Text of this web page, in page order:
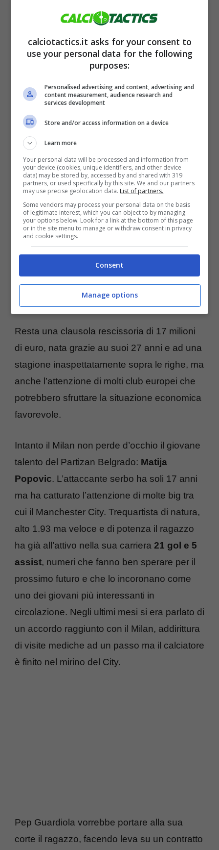
Il guineano potrebbe essere il giusto innesto
in attacco per sostituire Giroud, in flessione
visto il tour de force a cui si è sottoposto il
francese. Fuori Okafor e con uno Jovic in
una forma discutibile,Guirassy potrebbe
fare la differenza vista l’ottima stagione che
sta vivendo in Bundesliga nelle fila dello
Stoccarda.
Guardiola beffa il Milan, sfuma l’affare
per i rossoneri
Resta una clausola rescissoria di 17 milioni
di euro, nata grazie au suoi 27 anni e ad una
stagione inaspettatamente sopra le righe, ma
anche l’attenzione di molti club europei che
potrebbero sfruttare la situazione economica
favorevole.
Intanto il Milan non perde d’occhio il giovane
talento del Partizan Belgrado: Matija
Popovic. L’attaccante serbo ha soli 17 anni
ma ha catturato l’attenzione di molte big tra
cui il Manchester City. Trequartista di natura,
alto 1.93 ma veloce e di potenza il ragazzo
ha già all’attivo nella sua carriera 21 gol e 5
assist, numeri che fanno ben sperare per il
prossimo futuro e che lo incoronano come
uno dei giovani più interessanti in
circolazione. Negli ultimi mesi si era parlato di
un accordo raggiunto con il Milan, addirittura
di visite mediche ad un passo ma il calciatore
è finito nel mirino del City.
Pep Guardiola vorrebbe portare alla sua
corte il ragazzo, facendo leva su un contratto
calciotactics.it asks for your consent to
use your personal data for the following
purposes:
Personalised advertising and content, advertising and
content measurement, audience research and
services development
Store and/or access information on a device
Learn more
Your personal data will be processed and information from
your device (cookies, unique identifiers, and other device
data) may be stored by, accessed by and shared with 319
partners, or used specifically by this site. We and our partners
may use precise geolocation data. List of partners.
Some vendors may process your personal data on the basis
of legitimate interest, which you can object to by managing
your options below. Look for a link at the bottom of this page
or in the site menu to manage or withdraw consent in privacy
and cookie settings.
Consent
Manage options